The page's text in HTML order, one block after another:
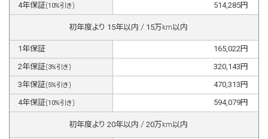
4年保証(10%引き) 514,285円
初年度より 15年以内 / 15万km以内
1年保証 165,022円
2年保証(3%引き) 320,143 円
3年保証(5%引き) 470,313 円
4年保証(10%引き) 594,079円
初年度より 20年以内 / 20万km以内